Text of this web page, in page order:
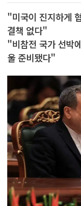
"미국이 진지하게
결책 없다"
"비참전 국가 선박
울 준비됐다"